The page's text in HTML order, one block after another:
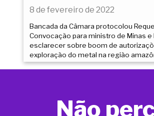
8 de fevereiro de 2022
Bancada da Câmara protocolou
Convocação para ministro de Minas e
esclarecer sobre boom de
exploração do metal na região
Não